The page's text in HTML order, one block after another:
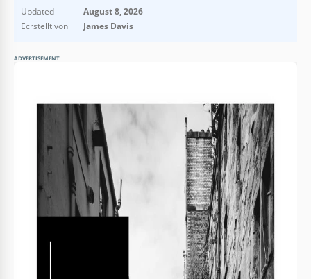
Updated
August 8, 2026
Ecrstellt von
James Davis
ADVERTISEMENT